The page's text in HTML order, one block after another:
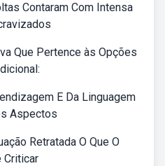
Contaram Com Intensa
Que Pertence às Opções
E Da Linguagem
Aspectos
Retratada O Que O
Criticar